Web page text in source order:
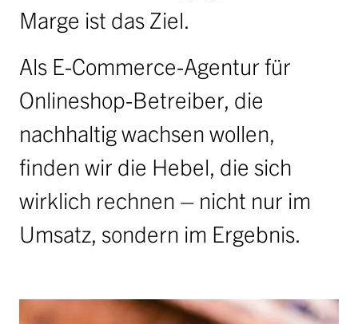
Initiative Österreich 2040
Partner
anfrage
Marge ist das Ziel.
Als E-Commerce-Agentur für
Onlineshop-Betreiber, die
nachhaltig wachsen wollen,
finden wir die Hebel, die sich
wirklich rechnen – nicht nur im
Umsatz, sondern im Ergebnis.